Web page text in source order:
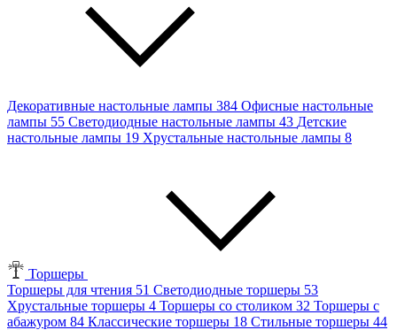
Декоративные настольные лампы 384 Офисные настольные
лампы 55 Светодиодные настольные лампы 43 Детские
настольные лампы 19 Хрустальные настольные лампы 8
Торшеры
Торшеры для чтения 51 Светодиодные торшеры 53
Хрустальные торшеры 4 Торшеры со столиком 32 Торшеры с
абажуром 84 Классические торшеры 18 Стильные торшеры 44